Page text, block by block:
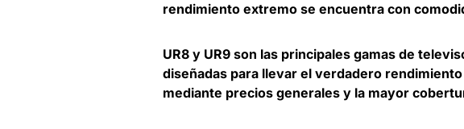
rendimiento extremo se encuentra con
UR8 y UR9 son las principales gamas de
diseñadas para llevar el verdadero
mediante precios generales y la mayor